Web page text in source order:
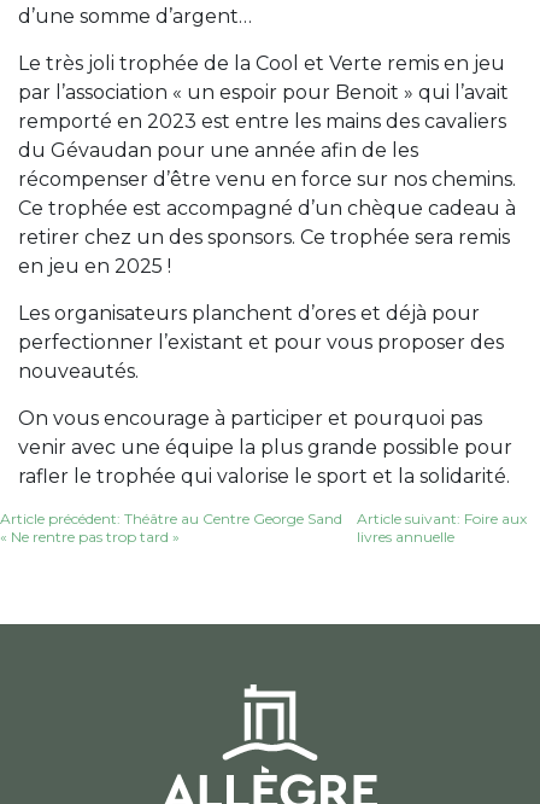
d’une somme d’argent…
Le très joli trophée de la Cool et Verte remis en jeu
par l’association « un espoir pour Benoit » qui l’avait
remporté en 2023 est entre les mains des cavaliers
du Gévaudan pour une année afin de les
récompenser d’être venu en force sur nos chemins.
Ce trophée est accompagné d’un chèque cadeau à
retirer chez un des sponsors. Ce trophée sera remis
en jeu en 2025 !
Les organisateurs planchent d’ores et déjà pour
perfectionner l’existant et pour vous proposer des
nouveautés.
On vous encourage à participer et pourquoi pas
venir avec une équipe la plus grande possible pour
rafler le trophée qui valorise le sport et la solidarité.
Navigation
l’article
Article précédent: Théâtre au Centre George Sand
« Ne rentre pas trop tard »
Article suivant: Foire aux
livres annuelle